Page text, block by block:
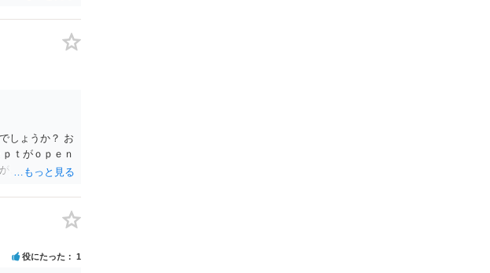
めれば負担さ
合と認められ
しょうか？ お
ｔがｏｐｅｎ
、個人名や会
に対する誹謗
ｇｐｔに入力
私見ながらご
役にたった 1